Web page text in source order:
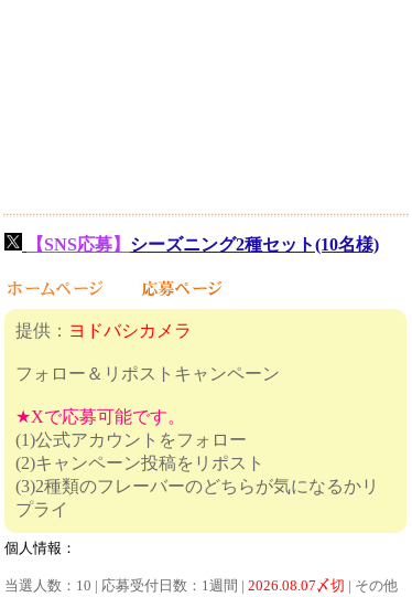
【SNS応募】 シーズニング2種セット(10名様)
提供： ヨドバシカメラ
フォロー＆リポストキャンペーン
★Xで応募可能です。
(1)公式アカウントをフォロー
(2)キャンペーン投稿をリポスト
(3)2種類のフレーバーのどちらが気になるかリ
プライ
個人情報：
当選人数：10 | 応募受付日数：1週間 | 2026.08.07〆切 | その他